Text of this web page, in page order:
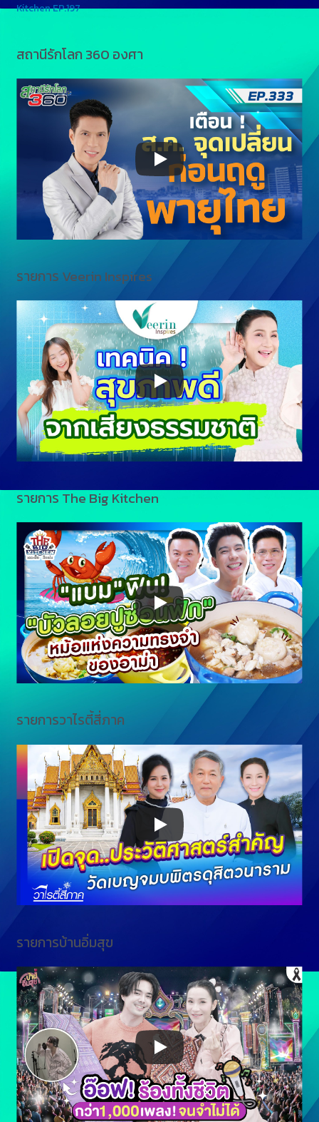
Kitchen EP.197
สถานีรักโลก 360 องศา
รายการ Veerin Inspires
รายการ The Big Kitchen
รายการวาไรตี้สี่ภาค
รายการบ้านอิ่มสุข